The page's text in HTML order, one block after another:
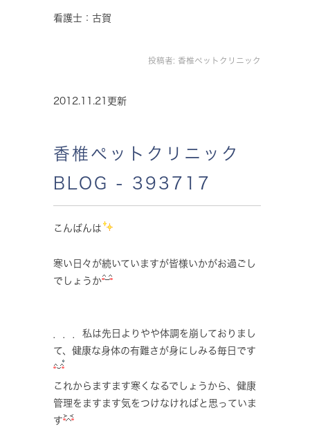
看護士：古賀
投稿者: 香椎ペットクリニック
2012.11.21更新
香椎ペットクリニック
BLOG - 393717
こんばんは
寒い日々が続いていますが皆様いかがお過ごし
でしょうか
．．．私は先日よりやや体調を崩しておりまし
て、健康な身体の有難さが身にしみる毎日です
これからますます寒くなるでしょうから、健康
管理をますます気をつけなければと思っていま
す